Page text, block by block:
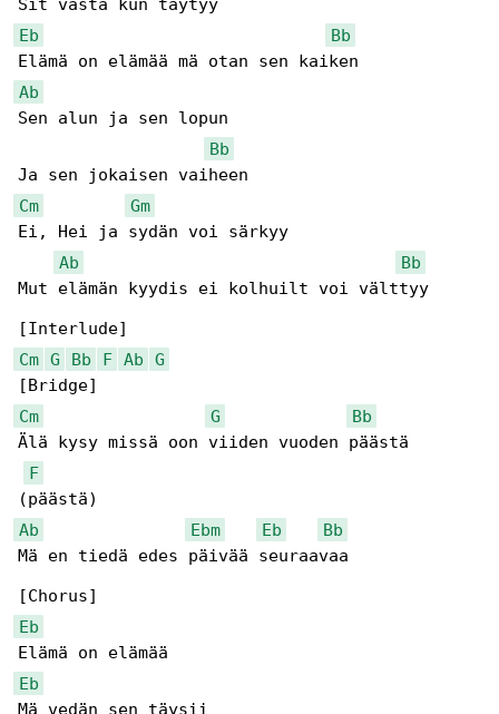
Eb
Bb
Ab
Sen alun ja sen lopun
Bb
Cm
Gm
Ei, Hei ja sydän voi särkyy
Ab
Bb
Mut elämän kyydis ei kolhuilt voi välttyy
Cm G Bb F Ab
G
Cm
G
Bb
Älä kysy missä oon viiden vuoden päästä
F
Ab
Ebm Eb
Bb
Mä en tiedä edes päivää seuraavaa
Eb
Eb